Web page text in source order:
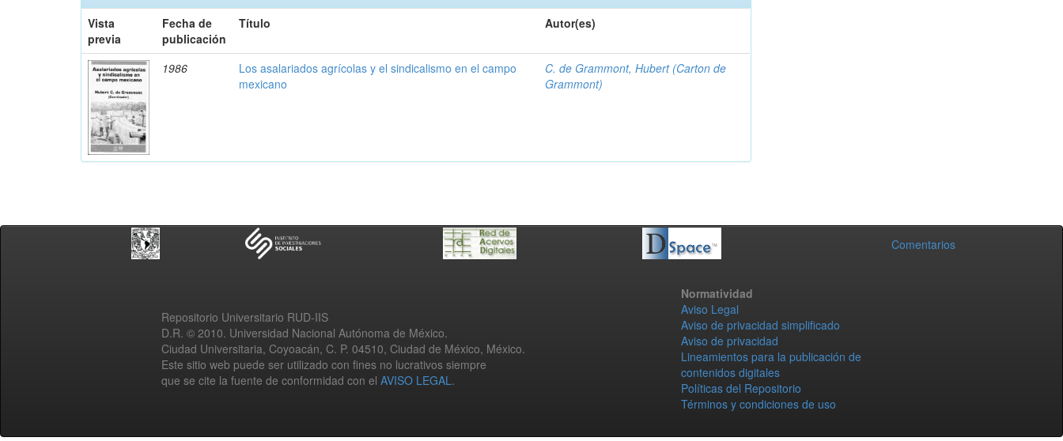
Vista
previa
Fecha de
publicación
Título Autor(es)
1986
Los asalariados agrícolas y el sindicalismo en el campo
mexicano
C. de Grammont, Hubert (Carton de
Grammont)
Comentarios
Repositorio Universitario RUD-IIS
D.R. © 2010. Universidad Nacional Autónoma de México.
Ciudad Universitaria, Coyoacán, C. P. 04510, Ciudad de México, México.
Este sitio web puede ser utilizado con fines no lucrativos siempre
que se cite la fuente de conformidad con el AVISO LEGAL.
Normatividad
Aviso Legal
Aviso de privacidad simplificado
Aviso de privacidad
Lineamientos para la publicación de
contenidos digitales
Políticas del Repositorio
Términos y condiciones de uso